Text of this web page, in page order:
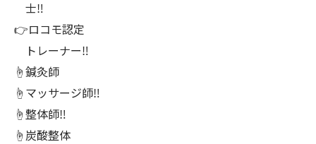
士‼️
👉ロコモ認定
トレーナー‼️
☝️鍼灸師
☝️マッサージ師‼️
☝️整体師‼️
☝️炭酸整体